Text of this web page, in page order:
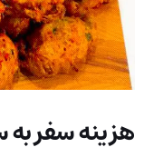
هزینه سفر